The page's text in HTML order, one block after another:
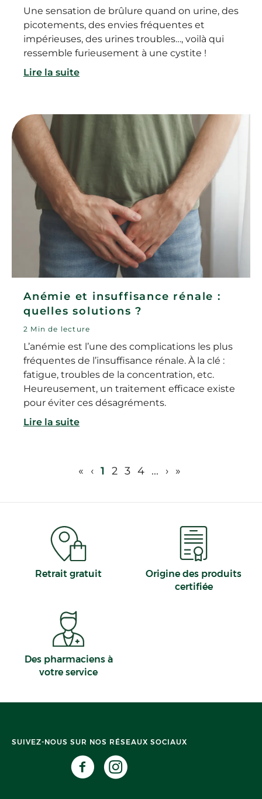
Une sensation de brûlure quand on urine, des
picotements, des envies fréquentes et
impérieuses, des urines troubles…, voilà qui
ressemble furieusement à une cystite !
Lire la suite
Anémie et insuffisance rénale :
quelles solutions ?
2 Min de lecture
L’anémie est l’une des complications les plus
fréquentes de l’insuffisance rénale. À la clé :
fatigue, troubles de la concentration, etc.
Heureusement, un traitement efficace existe
pour éviter ces désagréments.
Lire la suite
« ‹ 1 2 3 4 ... › »
Retrait gratuit
Origine des produits
certifiée
Des pharmaciens à
votre service
SUIVEZ-NOUS SUR NOS RÉSEAUX SOCIAUX